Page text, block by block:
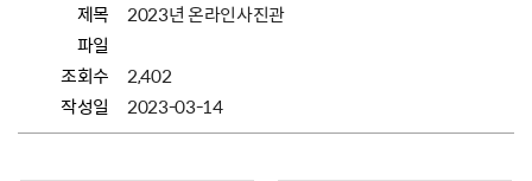
제목
2023년 온라인사진관
파일
조회수
2,402
작성일
2023-03-14